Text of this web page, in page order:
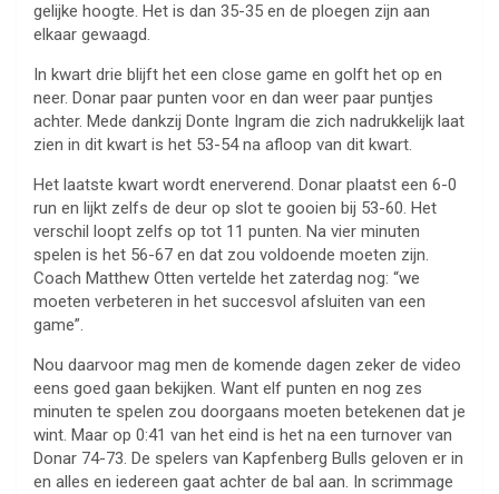
gelijke hoogte. Het is dan 35-35 en de ploegen zijn aan
elkaar gewaagd.
In kwart drie blijft het een close game en golft het op en
neer. Donar paar punten voor en dan weer paar puntjes
achter. Mede dankzij Donte Ingram die zich nadrukkelijk laat
zien in dit kwart is het 53-54 na afloop van dit kwart.
Het laatste kwart wordt enerverend. Donar plaatst een 6-0
run en lijkt zelfs de deur op slot te gooien bij 53-60. Het
verschil loopt zelfs op tot 11 punten. Na vier minuten
spelen is het 56-67 en dat zou voldoende moeten zijn.
Coach Matthew Otten vertelde het zaterdag nog: “we
moeten verbeteren in het succesvol afsluiten van een
game”.
Nou daarvoor mag men de komende dagen zeker de video
eens goed gaan bekijken. Want elf punten en nog zes
minuten te spelen zou doorgaans moeten betekenen dat je
wint. Maar op 0:41 van het eind is het na een turnover van
Donar 74-73. De spelers van Kapfenberg Bulls geloven er in
en alles en iedereen gaat achter de bal aan. In scrimmage